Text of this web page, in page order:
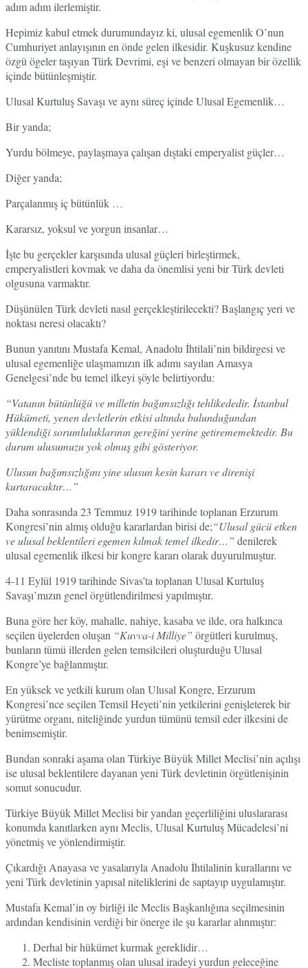
adım adım ilerlemiştir.
Hepimiz kabul etmek durumundayız ki, ulusal egemenlik O’nun
Cumhuriyet anlayışının en önde gelen ilkesidir. Kuşkusuz kendine
özgü ögeler taşıyan Türk Devrimi, eşi ve benzeri olmayan bir özellik
içinde bütünleşmiştir.
Ulusal Kurtuluş Savaşı ve aynı süreç içinde Ulusal Egemenlik…
Bir yanda;
Yurdu bölmeye, paylaşmaya çalışan dıştaki emperyalist güçler…
Diğer yanda;
Parçalanmış iç bütünlük …
Kararsız, yoksul ve yorgun insanlar…
İşte bu gerçekler karşısında ulusal güçleri birleştirmek,
emperyalistleri kovmak ve daha da önemlisi yeni bir Türk devleti
olgusuna varmaktır.
Düşünülen Türk devleti nasıl gerçekleştirilecekti? Başlangıç yeri ve
noktası neresi olacaktı?
Bunun yanıtını Mustafa Kemal, Anadolu İhtilali’nin bildirgesi ve
ulusal egemenliğe ulaşmamızın ilk adımı sayılan Amasya
Genelgesi’nde bu temel ilkeyi şöyle belirtiyordu:
“Vatanın bütünlüğü ve milletin bağımsızlığı tehlikededir. İstanbul
Hükümeti, yenen devletlerin etkisi altında bulunduğundan
yüklendiği sorumluluklarının gereğini yerine getirememektedir. Bu
durum ulusumuzu yok olmuş gibi gösteriyor.
Ulusun bağımsızlığını yine ulusun kesin kararı ve direnişi
kurtaracaktır…”
Daha sonrasında 23 Temmuz 1919 tarihinde toplanan Erzurum
Kongresi’nin almış olduğu kararlardan birisi de;“Ulusal gücü etken
ve ulusal beklentileri egemen kılmak temel ilkedir…” denilerek
ulusal egemenlik ilkesi bir kongre kararı olarak duyurulmuştur.
4-11 Eylül 1919 tarihinde Sivas’ta toplanan Ulusal Kurtuluş
Savaşı’mızın genel örgütlendirilmesi yapılmıştır.
Buna göre her köy, mahalle, nahiye, kasaba ve ilde, ora halkınca
seçilen üyelerden oluşan “Kuvva-i Milliye” örgütleri kurulmuş,
bunların tümü illerden gelen temsilcileri oluşturduğu Ulusal
Kongre’ye bağlanmıştır.
En yüksek ve yetkili kurum olan Ulusal Kongre, Erzurum
Kongresi’nce seçilen Temsil Heyeti’nin yetkilerini genişleterek bir
yürütme organı, niteliğinde yurdun tümünü temsil eder ilkesini de
benimsemiştir.
Bundan sonraki aşama olan Türkiye Büyük Millet Meclisi’nin açılışı
ise ulusal beklentilere dayanan yeni Türk devletinin örgütlenişinin
somut sonucudur.
Türkiye Büyük Millet Meclisi bir yandan geçerliliğini uluslararası
konumda kanıtlarken aynı Meclis, Ulusal Kurtuluş Mücadelesi’ni
yönetmiş ve yönlendirmiştir.
Çıkardığı Anayasa ve yasalarıyla Anadolu İhtilalinin kurallarını ve
yeni Türk devletinin yapısal niteliklerini de saptayıp uygulamıştır.
Mustafa Kemal’in oy birliği ile Meclis Başkanlığına seçilmesinin
ardından kendisinin verdiği bir önerge ile şu kararlar alınmıştır:
Derhal bir hükümet kurmak gereklidir…
Mecliste toplanmış olan ulusal iradeyi yurdun geleceğine